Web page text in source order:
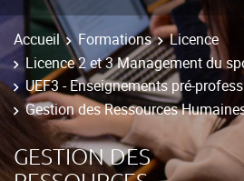
Accueil Formations
Licence
Licence 2 et 3 Management du
UEF3 - Enseignements pré-
Gestion des Ressources
GESTION DES